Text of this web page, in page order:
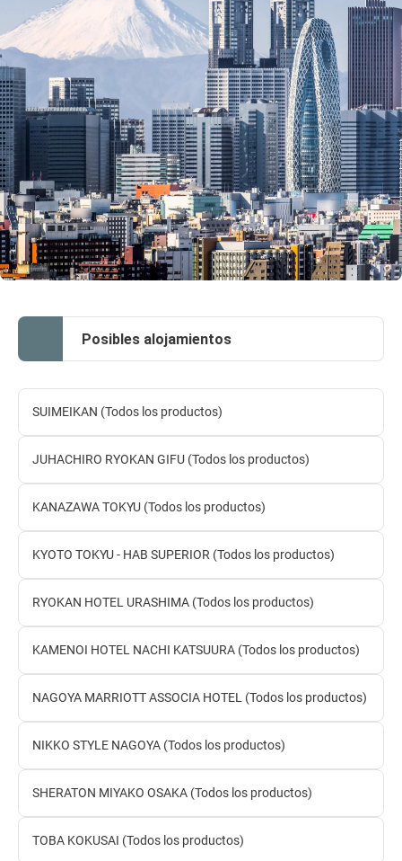
Posibles alojamientos
SUIMEIKAN (Todos los productos)
JUHACHIRO RYOKAN GIFU (Todos los productos)
KANAZAWA TOKYU (Todos los productos)
KYOTO TOKYU - HAB SUPERIOR (Todos los productos)
RYOKAN HOTEL URASHIMA (Todos los productos)
KAMENOI HOTEL NACHI KATSUURA (Todos los productos)
NAGOYA MARRIOTT ASSOCIA HOTEL (Todos los productos)
NIKKO STYLE NAGOYA (Todos los productos)
SHERATON MIYAKO OSAKA (Todos los productos)
TOBA KOKUSAI (Todos los productos)